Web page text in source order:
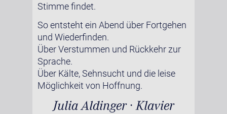
Stimme findet.
So entsteht ein Abend über Fortgehen
und Wiederfinden.
Über Verstummen und Rückkehr zur
Sprache.
Über Kälte, Sehnsucht und die leise
Möglichkeit von Hoffnung.
Julia Aldinger · Klavier